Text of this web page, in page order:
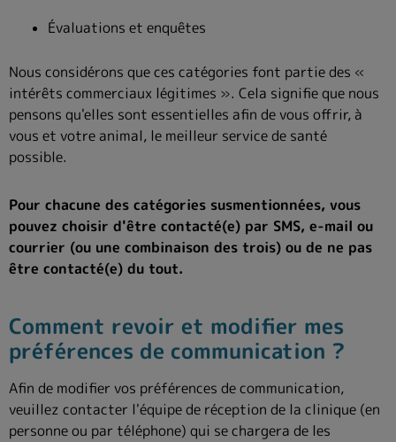
Évaluations et enquêtes
Nous considérons que ces catégories font partie des «
intérêts commerciaux légitimes ». Cela signifie que nous
pensons qu'elles sont essentielles afin de vous offrir, à
vous et votre animal, le meilleur service de santé
possible.
Pour chacune des catégories susmentionnées, vous
pouvez choisir d'être contacté(e) par SMS, e-mail ou
courrier (ou une combinaison des trois) ou de ne pas
être contacté(e) du tout.
Comment revoir et modifier mes
préférences de communication ?
Afin de modifier vos préférences de communication,
veuillez contacter l'équipe de réception de la clinique (en
personne ou par téléphone) qui se chargera de les